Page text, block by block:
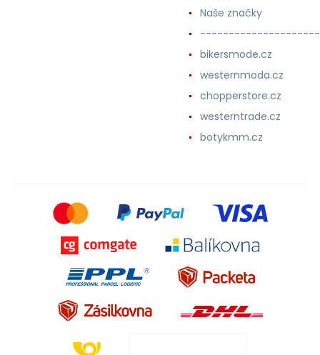
Naše značky
bikersmode.cz
westernmoda.cz
chopperstore.cz
westerntrade.cz
botykmm.cz